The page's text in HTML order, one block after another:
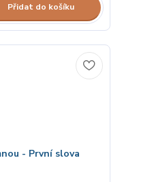
Přidat do košíku